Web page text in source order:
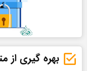
بهره گیری از